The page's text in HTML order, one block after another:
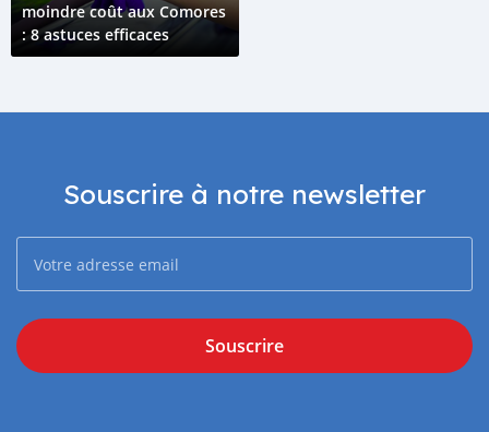
moindre coût aux Comores
: 8 astuces efficaces
Souscrire à notre newsletter
Souscrire